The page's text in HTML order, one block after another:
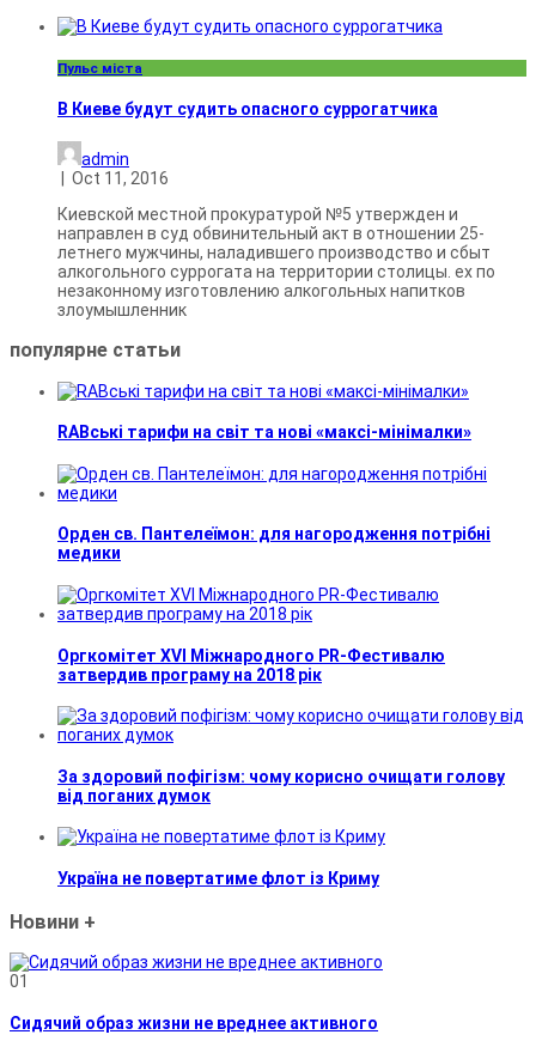
Пульс міста
В Киеве будут судить опасного суррогатчика
admin
Oct 11, 2016
Киевской местной прокуратурой №5 утвержден и
направлен в суд обвинительный акт в отношении 25-
летнего мужчины, наладившего производство и сбыт
алкогольного суррогата на территории столицы. ех по
незаконному изготовлению алкогольных напитков
злоумышленник
популярне статьи
RABські тарифи на світ та нові «максі-мінімалки»
Орден св. Пантелеїмон: для нагородження потрібні
медики
Оргкомітет XVI Міжнародного PR-Фестивалю
затвердив програму на 2018 рік
За здоровий пофігізм: чому корисно очищати голову
від поганих думок
Україна не повертатиме флот із Криму
Новини +
01
Сидячий образ жизни не вреднее активного